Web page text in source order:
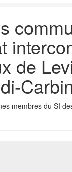
de
membres du SI